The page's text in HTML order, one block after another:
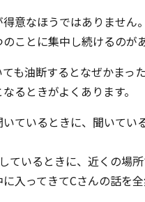
意なほうではありません。
ことに集中し続けるのが
も油断するとなぜかまっ
るときがよくあります。
ているときに、聞いて
ているときに、近くの場
入ってきてCさんの話を